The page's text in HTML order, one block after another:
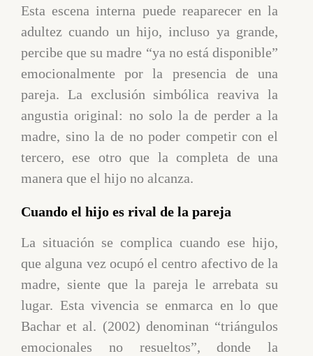
Esta escena interna puede reaparecer en la
adultez cuando un hijo, incluso ya grande,
percibe que su madre “ya no está disponible”
emocionalmente por la presencia de una
pareja. La exclusión simbólica reaviva la
angustia original: no solo la de perder a la
madre, sino la de no poder competir con el
tercero, ese otro que la completa de una
manera que el hijo no alcanza.
Cuando el hijo es rival de la pareja
La situación se complica cuando ese hijo,
que alguna vez ocupó el centro afectivo de la
madre, siente que la pareja le arrebata su
lugar. Esta vivencia se enmarca en lo que
Bachar et al. (2002) denominan “triángulos
emocionales no resueltos”, donde la